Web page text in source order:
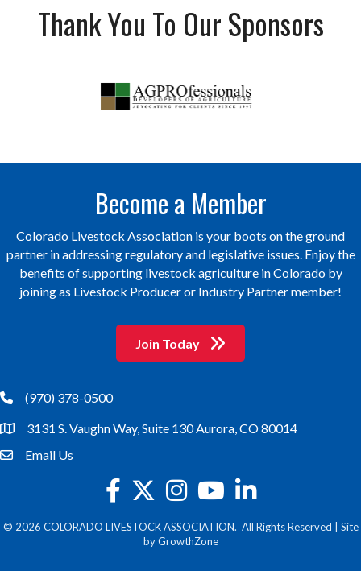
Thank You To Our Sponsors
Become a Member
Colorado Livestock Association is your boots on the ground
partner in addressing regulatory and legislative issues. Enjoy the
benefits of supporting livestock agriculture in Colorado by
joining as Livestock Producer or Industry Partner member!
Join Today
phone(970) 378-0500
location3131 S. Vaughn Way, Suite 130 Aurora, CO 80014
emailEmail Us
facebook
twitterInstagramyoutube
© 2026 COLORADO LIVESTOCK ASSOCIATION. All Rights Reserved | Site
byGrowthZone